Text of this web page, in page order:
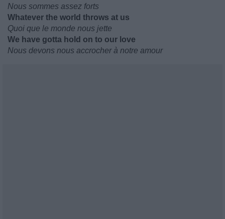
Nous sommes assez forts
Whatever the world throws at us
Quoi que le monde nous jette
We have gotta hold on to our love
Nous devons nous accrocher à notre amour